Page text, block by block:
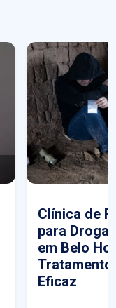
Clínica de
para
em Belo
Tratamento
Eficaz